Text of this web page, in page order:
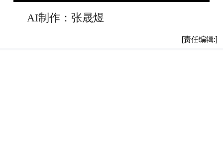
AI制作：张晟煜
[责任编辑:]